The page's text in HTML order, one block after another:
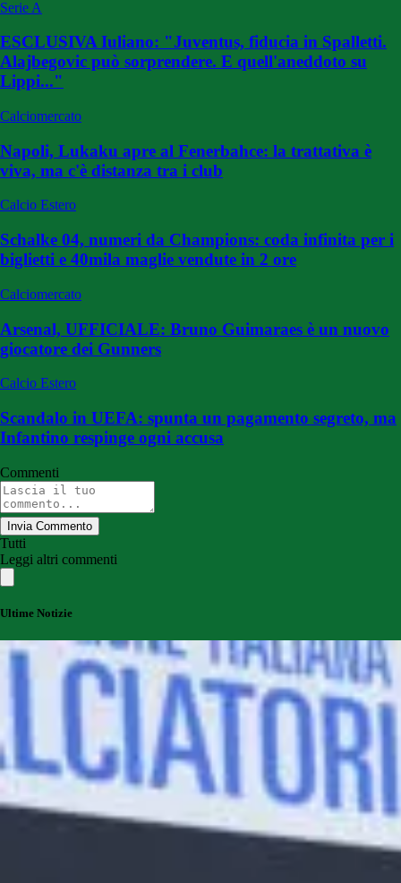
Serie A
ESCLUSIVA Iuliano: "Juventus, fiducia in Spalletti.
Alajbegovic può sorprendere. E quell'aneddoto su
Lippi..."
Calciomercato
Napoli, Lukaku apre al Fenerbahce: la trattativa è
viva, ma c'è distanza tra i club
Calcio Estero
Schalke 04, numeri da Champions: coda infinita per i
biglietti e 40mila maglie vendute in 2 ore
Calciomercato
Arsenal, UFFICIALE: Bruno Guimaraes è un nuovo
giocatore dei Gunners
Calcio Estero
Scandalo in UEFA: spunta un pagamento segreto, ma
Infantino respinge ogni accusa
Commenti
Invia Commento
Tutti
Leggi altri commenti
Ultime Notizie